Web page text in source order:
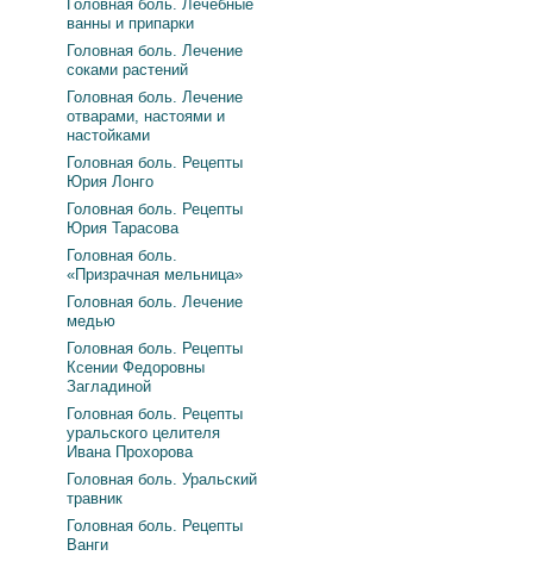
Головная боль. Лечебные
ванны и припарки
Головная боль. Лечение
соками растений
Головная боль. Лечение
отварами, настоями и
настойками
Головная боль. Рецепты
Юрия Лонго
Головная боль. Рецепты
Юрия Тарасова
Головная боль.
«Призрачная мельница»
Головная боль. Лечение
медью
Головная боль. Рецепты
Ксении Федоровны
Загладиной
Головная боль. Рецепты
уральского целителя
Ивана Прохорова
Головная боль. Уральский
травник
Головная боль. Рецепты
Ванги